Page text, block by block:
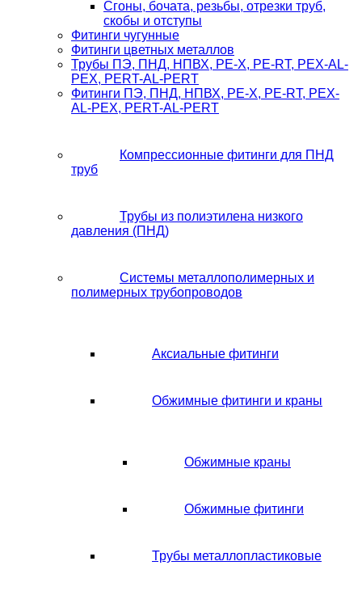
Сгоны, бочата, резьбы, отрезки труб,
скобы и отступы
Фитинги чугунные
Фитинги цветных металлов
Трубы ПЭ, ПНД, НПВХ, PE-X, PE-RT, PEX-AL-
PEX, PERT-AL-PERT
Фитинги ПЭ, ПНД, НПВХ, PE-X, PE-RT, PEX-
AL-PEX, PERT-AL-PERT
Компрессионные фитинги для ПНД
труб
Трубы из полиэтилена низкого
давления (ПНД)
Системы металлополимерных и
полимерных трубопроводов
Аксиальные фитинги
Обжимные фитинги и краны
Обжимные краны
Обжимные фитинги
Трубы металлопластиковые